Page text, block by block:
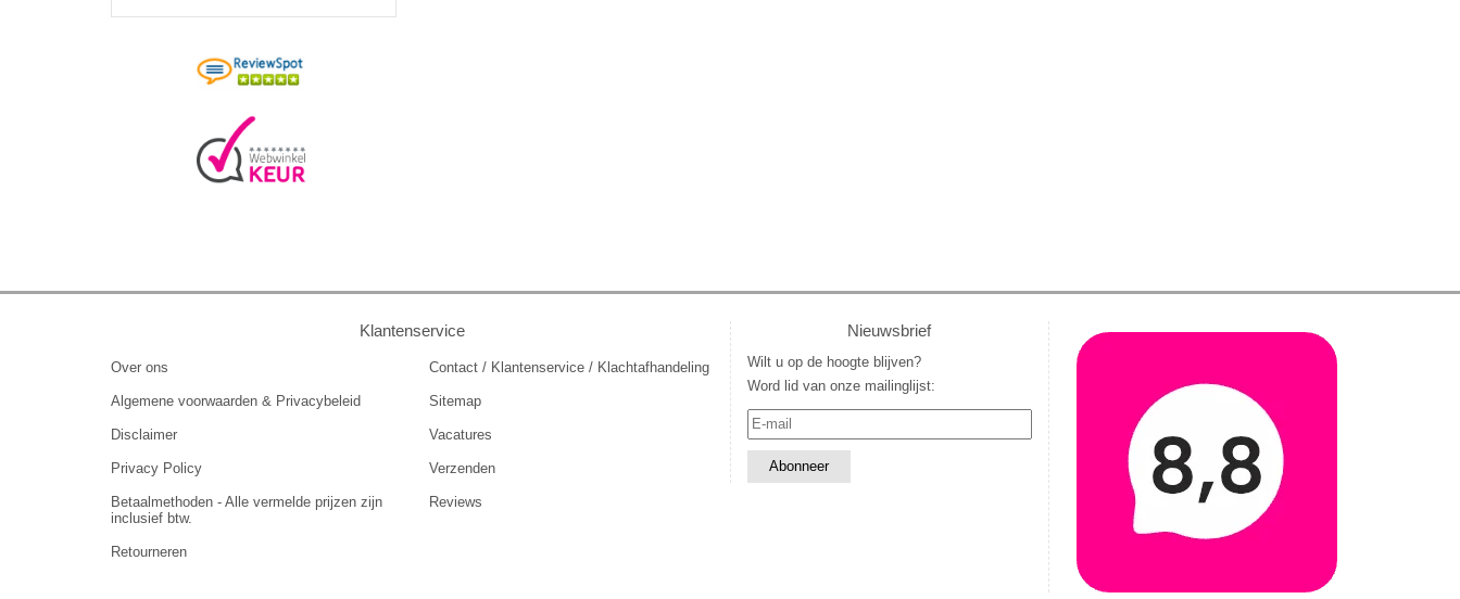
Klantenservice
Over ons
Algemene voorwaarden & Privacybeleid
Disclaimer
Privacy Policy
Betaalmethoden - Alle vermelde prijzen zijn
inclusief btw.
Retourneren
Contact / Klantenservice / Klachtafhandeling
Sitemap
Vacatures
Verzenden
Reviews
Nieuwsbrief
Wilt u op de hoogte blijven?
Word lid van onze mailinglijst: